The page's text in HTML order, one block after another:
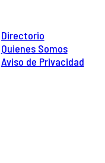
Directorio
Quienes Somos
Aviso de Privacidad